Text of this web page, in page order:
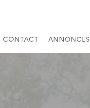
CONTACT ANNONCES